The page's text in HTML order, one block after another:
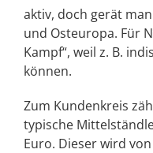
aktiv, doch gerät
und Osteuropa. Für
Kampf“, weil z. B.
können.
Zum Kundenkreis
typische
Euro. Dieser wird